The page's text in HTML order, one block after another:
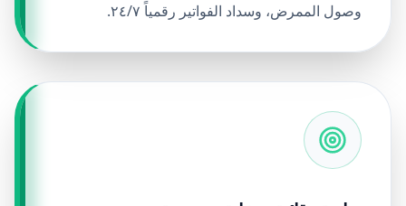
وصول الممرض، وسداد الفواتير رقمياً ٢٤/٧.